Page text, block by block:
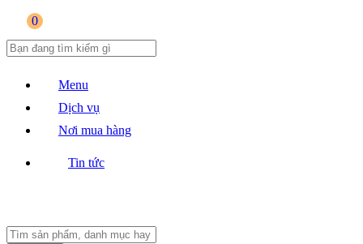
0
Menu
Dịch vụ
Nơi mua hàng
Tin tức